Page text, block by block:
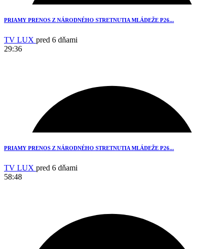
1
PRIAMY PRENOS Z NÁRODNÉHO STRETNUTIA MLÁDEŽE P26...
TV LUX pred 6 dňami
29:36
PRIAMY PRENOS Z NÁRODNÉHO STRETNUTIA MLÁDEŽE P26...
TV LUX pred 6 dňami
58:48